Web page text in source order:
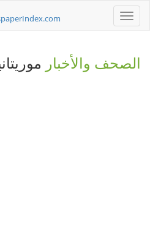
Toggle
navigation
الصحف والأخبار